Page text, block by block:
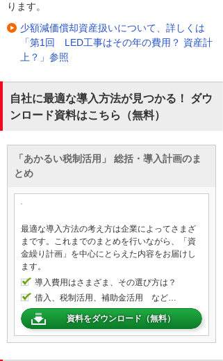
ります。
少額減価償却資産扱いについて、詳しくは
「第1回 LED工事はその年の費用？ 資産計
上？」参照
自社に最適な導入方法が見つかる！ ダウ
ンロード資料はこちら（無料）
「あかるい税制活用」 総括・導入計画のま
とめ
最適な導入方法の考え方は企業によってさまざ
まです。これまでのまとめを行いながら、「資
金繰り計画」を中心にとらえた内容をお届けし
ます。
導入費用はさまざま、その選び方は？
借入、税制活用、補助金活用 など…
資料をダウンロード（無料）